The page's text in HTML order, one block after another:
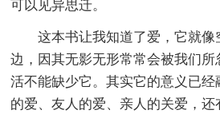
可以见异思迁。
这本书让我知道了爱，它就
边，因其无影无形常常会被我们所
活不能缺少它。其实它的意义已
的爱、友人的爱、亲人的关爱，